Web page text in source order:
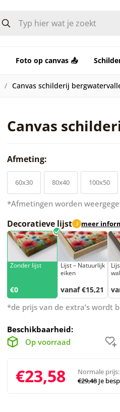
Foto op canvas 📤
Canvas schilderij
Canvas
Afmeting:
60x30 80x40 100x50
*Afmetingen worden
Decoratieve lijst i meer
Zonder lijst
€0
Lijst – Natuurlijk
eiken
vanaf €15,21
*de prijs van de extra’s wordt
Beschikbaarheid:
Op voorraad
€23,58
Normale prijs:
€29,48 Je